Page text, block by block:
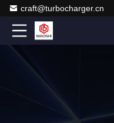
craft@turbocharger.cn